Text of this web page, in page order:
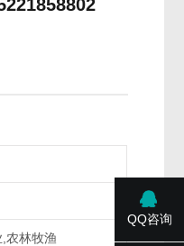
农林牧渔
QQ咨询